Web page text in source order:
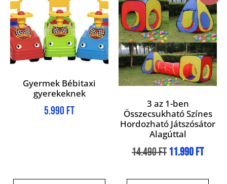
Gyermek Bébitaxi
gyerekeknek
5.990 Ft
3 az 1-ben
Összecsukható Színes
Hordozható Játszósátor
Alagúttal
14.490Ft11.990Ft